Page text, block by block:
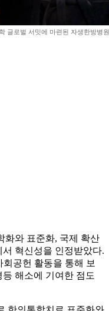
글로벌 서밋에 마련된 자생한방병
화와 표준화, 국제 확산
혁신성을 인정받았다.
공헌 활동을 통해 보
해소에 기여한 점도